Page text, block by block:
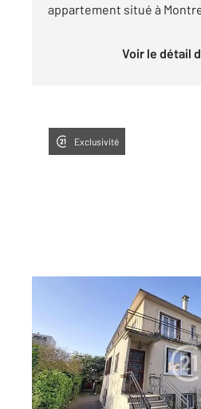
appartement situé à
Voir le détail
Exclusivité
MONTREUIL 93
, 6 pièces
Appartement à
352 000